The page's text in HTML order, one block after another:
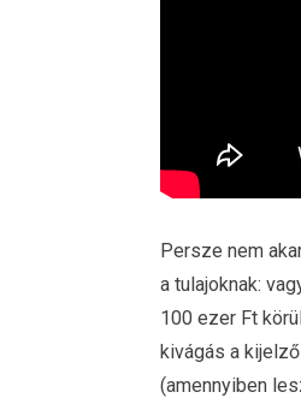
Persze nem
a tulajoknak:
100 ezer Ft
kivágás a
(amennyiben